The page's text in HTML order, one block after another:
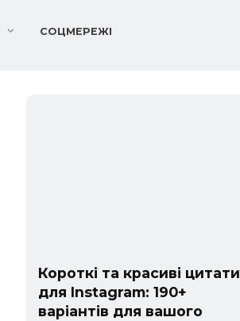
СОЦМЕРЕЖІ
Короткі та красиві цитати
для Instagram: 190+
варіантів для вашого